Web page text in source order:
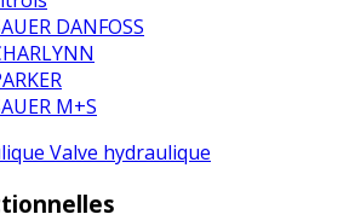
DANFOSS
M+S
Valve hydraulique